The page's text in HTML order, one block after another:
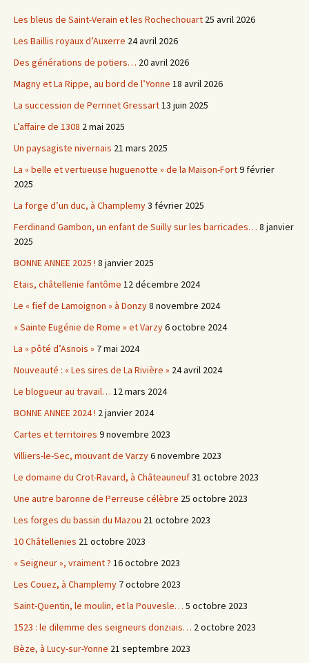
Les bleus de Saint-Verain et les Rochechouart 25 avril 2026
Les Baillis royaux d’Auxerre 24 avril 2026
Des générations de potiers… 20 avril 2026
Magny et La Rippe, au bord de l’Yonne 18 avril 2026
La succession de Perrinet Gressart13 juin 2025
L’affaire de 1308 2 mai 2025
Un paysagiste nivernais 21 mars 2025
La « belle et vertueuse huguenotte » de la Maison-Fort9 février
2025
La forge d’un duc, à Champlemy3 février 2025
Ferdinand Gambon, un enfant de Suilly sur les barricades… 8 janvier
2025
BONNE ANNEE 2025 ! 8 janvier 2025
Etais, châtellenie fantôme 12 décembre 2024
Le « fief de Lamoignon » à Donzy8 novembre 2024
« Sainte Eugénie de Rome » et Varzy6 octobre 2024
La « pôté d’Asnois » 7 mai 2024
Nouveauté : « Les sires de La Rivière » 24 avril 2024
Le blogueur au travail… 12 mars 2024
BONNE ANNEE 2024 ! 2 janvier 2024
Cartes et territoires 9 novembre 2023
Villiers-le-Sec, mouvant de Varzy6 novembre 2023
Le domaine du Crot-Ravard, à Châteauneuf31 octobre 2023
Une autre baronne de Perreuse célèbre 25 octobre 2023
Les forges du bassin du Mazou 21 octobre 2023
10 Châtellenies 21 octobre 2023
« Seigneur », vraiment ? 16 octobre 2023
Les Couez, à Champlemy 7 octobre 2023
Saint-Quentin, le moulin, et la Pouvesle… 5 octobre 2023
1523 : le dilemme des seigneurs donziais… 2 octobre 2023
Bèze, à Lucy-sur-Yonne 21 septembre 2023